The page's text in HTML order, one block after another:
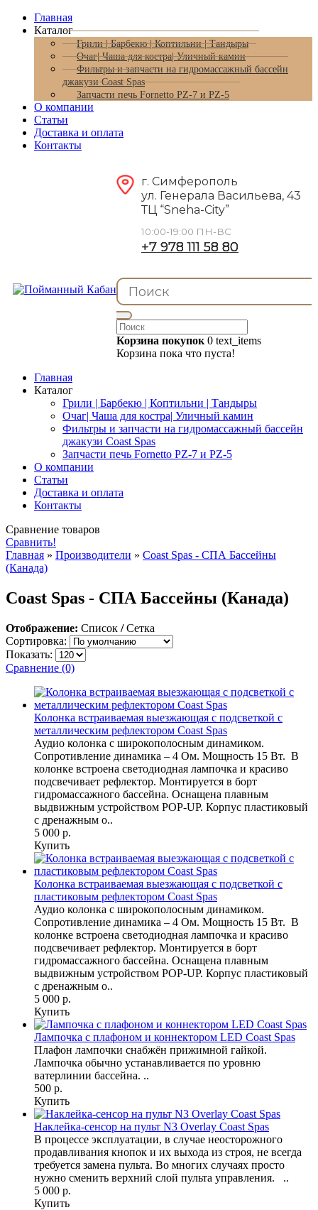
Главная
Каталог
Грили | Барбекю | Коптильни | Тандыры
Очаг| Чаша для костра| Уличный камин
Фильтры и запчасти на гидромассажный бассейн
джакузи Coast Spas
Запчасти печь Fornetto PZ-7 и PZ-5
О компании
Статьи
Доставка и оплата
Контакты
г. Симферополь
ул. Генерала Васильева, 43
ТЦ “Sneha-City”
10:00-19:00 ПН-ВС
+7 978 111 58 80
Корзина покупок 0 text_items
Корзина пока что пуста!
Главная
Каталог
Грили | Барбекю | Коптильни | Тандыры
Очаг| Чаша для костра| Уличный камин
Фильтры и запчасти на гидромассажный бассейн
джакузи Coast Spas
Запчасти печь Fornetto PZ-7 и PZ-5
О компании
Статьи
Доставка и оплата
Контакты
Сравнение товаров
Сравнить!
Главная » Производители » Coast Spas - СПА Бассейны
(Канада)
Coast Spas - СПА Бассейны (Канада)
Отображение: Список / Сетка
Сортировка:
Показать:
Сравнение (0)
Колонка встраиваемая выезжающая с подсветкой с
металлическим рефлектором Coast Spas
Аудио колонка с широкополосным динамиком.
Сопротивление динамика – 4 Ом. Мощность 15 Вт. В
колонке встроена светодиодная лампочка и красиво
подсвечивает рефлектор. Монтируется в борт
гидромассажного бассейна. Оснащена плавным
выдвижным устройством POP-UP. Корпус пластиковый
с дренажным о..
5 000 р.
Купить
Колонка встраиваемая выезжающая с подсветкой с
пластиковым рефлектором Coast Spas
Аудио колонка с широкополосным динамиком.
Сопротивление динамика – 4 Ом. Мощность 15 Вт. В
колонке встроена светодиодная лампочка и красиво
подсвечивает рефлектор. Монтируется в борт
гидромассажного бассейна. Оснащена плавным
выдвижным устройством POP-UP. Корпус пластиковый
с дренажным о..
5 000 р.
Купить
Лампочка с плафоном и коннектором LED Coast Spas
Плафон лампочки снабжён прижимной гайкой.
Лампочка обычно устанавливается по уровню
ватерлинии бассейна. ..
500 р.
Купить
Наклейка-сенсор на пульт N3 Overlay Coast Spas
В процессе эксплуатации, в случае неосторожного
продавливания кнопок и их выхода из строя, не всегда
требуется замена пульта. Во многих случаях просто
нужно сменить верхний слой пульта управления. ..
5 000 р.
Купить